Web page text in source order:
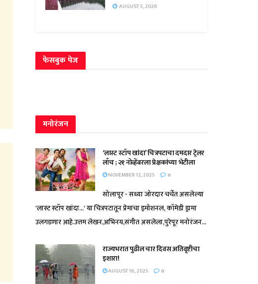
AUGUST 5, 2026
फेसबुक पेज
मनोरंजन
‘लास्ट स्टॉप खांदा’ चित्रपटाचा दमदार ट्रेलर
लाँच ; २१ नोव्हेंबरला प्रेक्षकांच्या भेटीला
NOVEMBER 12, 2025 0
सोलापूर - सध्या जोरदार चर्चेत असलेल्या
'लास्ट स्टॉप खांदा...' या चित्रपटातून प्रेमाचा इमोशनल, कॉमेडी ड्रामा
उलगडणार आहे.उत्तम लेखन,अभिनय,संगीत असलेला,पुरेपूर मनोरंजन...
राज्यभरात पुढील चार दिवस अतिवृष्टीचा
इशारा!
AUGUST 16, 2025 0